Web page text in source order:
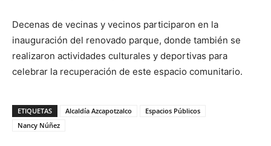
Decenas de vecinas y vecinos participaron en la
inauguración del renovado parque, donde también se
realizaron actividades culturales y deportivas para
celebrar la recuperación de este espacio comunitario.
ETIQUETAS Alcaldía Azcapotzalco
Espacios Públicos
Nancy Núñez